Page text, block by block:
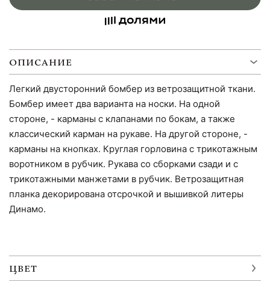
ОПИСАНИЕ
Легкий двусторонний бомбер из ветрозащитной ткани.
Бомбер имеет два варианта на носки. На одной
стороне, - карманы с клапанами по бокам, а также
классический карман на рукаве. На другой стороне, -
карманы на кнопках. Круглая горловина с трикотажным
воротником в рубчик. Рукава со сборками сзади и с
трикотажными манжетами в рубчик. Ветрозащитная
планка декорирована отсрочкой и вышивкой литеры
Динамо.
ЦВЕТ